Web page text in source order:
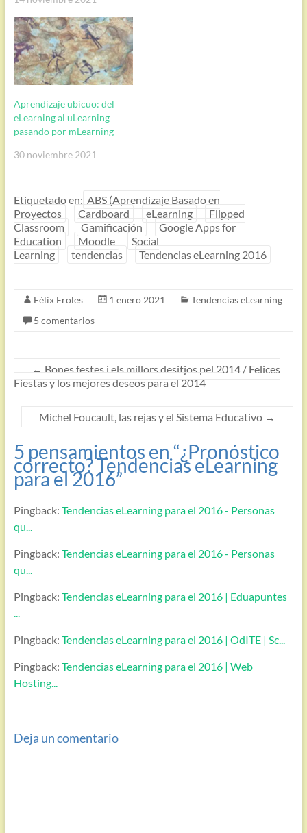
Aprendizaje ubicuo: del
eLearning al uLearning
pasando por mLearning
30 noviembre 2021
Etiquetado en: ABS (Aprendizaje Basado en
Proyectos
Cardboard eLearning
Flipped
Classroom
Gamificación
Google Apps for
Education
Moodle
Social
Learning
tendencias Tendencias eLearning 2016
Félix Eroles 1 enero 2021
Tendencias eLearning
5 comentarios
← Bones festes i els millors desitjos pel 2014 / Felices
Fiestas y los mejores deseos para el 2014
Michel Foucault, las rejas y el Sistema Educativo →
5 pensamientos en “¿Pronóstico
correcto? Tendencias eLearning
para el 2016”
Pingback: Tendencias eLearning para el 2016 - Personas
qu...
Pingback: Tendencias eLearning para el 2016 - Personas
qu...
Pingback: Tendencias eLearning para el 2016 | Eduapuntes
...
Pingback: Tendencias eLearning para el 2016 | OdITE | Sc...
Pingback: Tendencias eLearning para el 2016 | Web
Hosting...
Deja un comentario